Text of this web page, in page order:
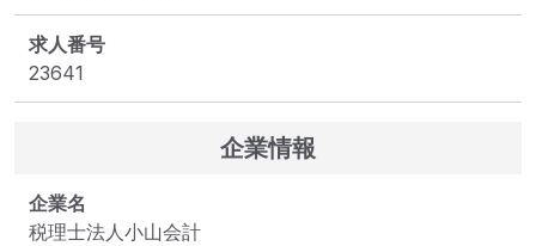
求人番号
23641
企業情報
企業名
税理士法人小山会計